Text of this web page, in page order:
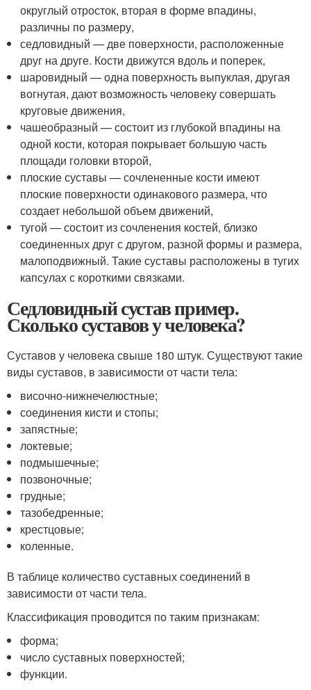
округлый отросток, вторая в форме впадины,
различны по размеру,
седловидный — две поверхности, расположенные
друг на друге. Кости движутся вдоль и поперек,
шаровидный — одна поверхность выпуклая, другая
вогнутая, дают возможность человеку совершать
круговые движения,
чашеобразный — состоит из глубокой впадины на
одной кости, которая покрывает большую часть
площади головки второй,
плоские суставы — сочлененные кости имеют
плоские поверхности одинакового размера, что
создает небольшой объем движений,
тугой — состоит из сочленения костей, близко
соединенных друг с другом, разной формы и размера,
малоподвижный. Такие суставы расположены в тугих
капсулах с короткими связками.
Седловидный сустав пример.
Сколько суставов у человека?
Суставов у человека свыше 180 штук. Существуют такие
виды суставов, в зависимости от части тела:
височно-нижнечелюстные;
соединения кисти и стопы;
запястные;
локтевые;
подмышечные;
позвоночные;
грудные;
тазобедренные;
крестцовые;
коленные.
В таблице количество суставных соединений в
зависимости от части тела.
Классификация проводится по таким признакам:
форма;
число суставных поверхностей;
функции.